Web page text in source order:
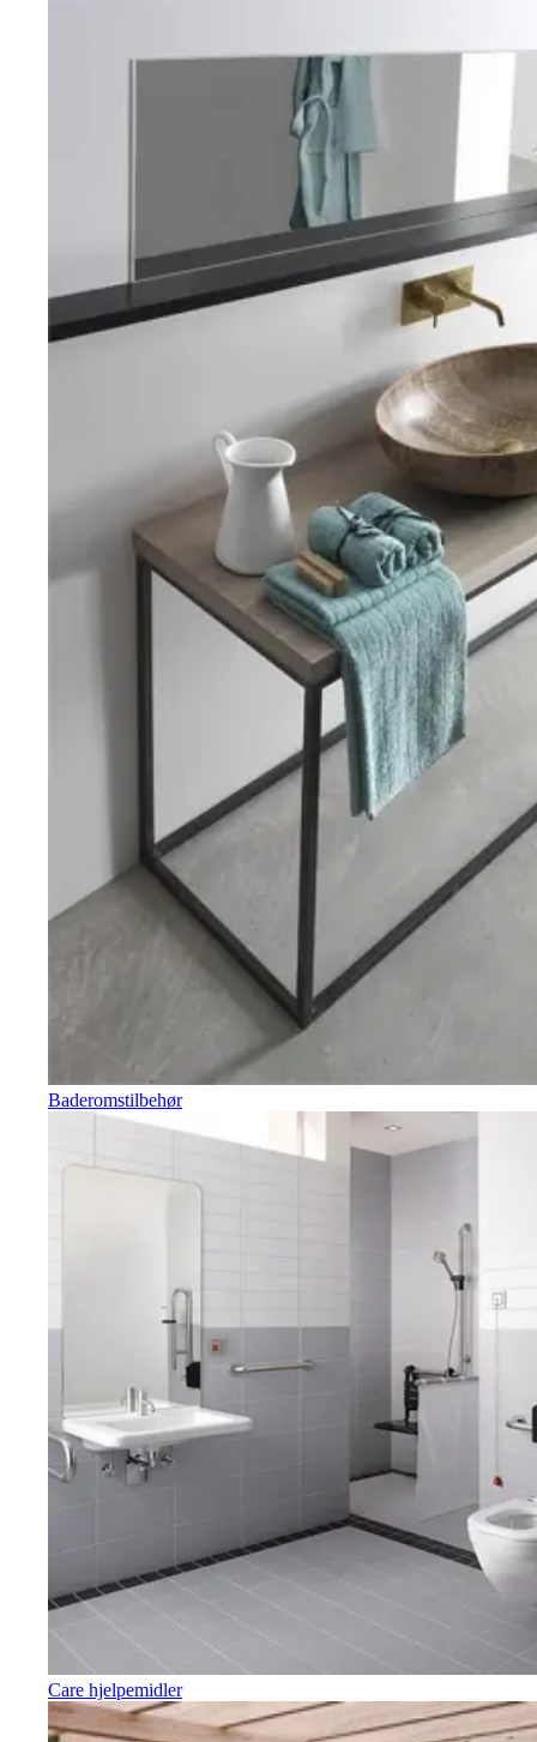
Baderomstilbehør
Care hjelpemidler